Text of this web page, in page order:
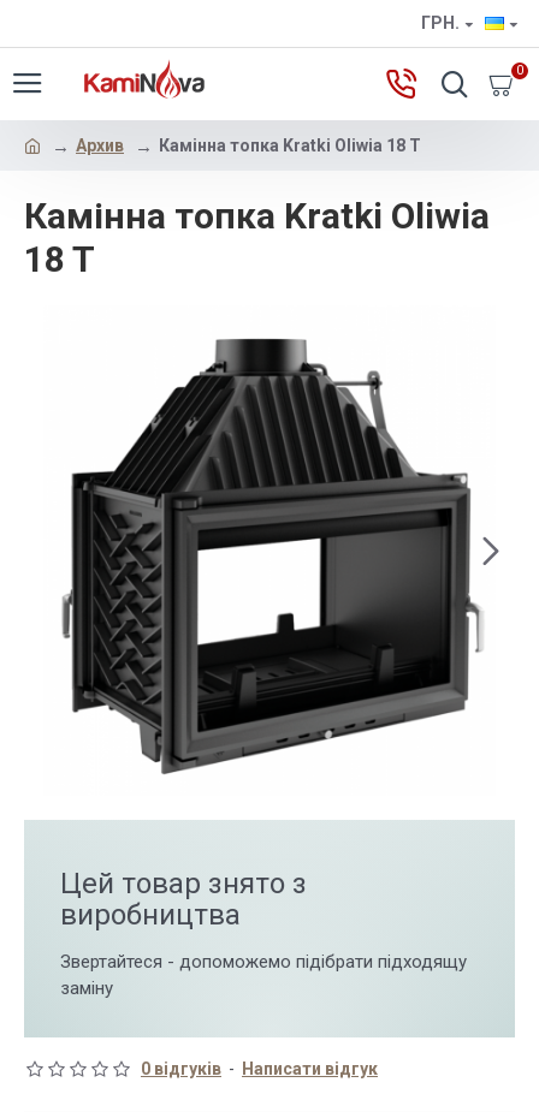
ГРН.
0
Архив Камінна топка Kratki Oliwia 18 T
Камінна топка Kratki Oliwia
18 T
Цей товар знято з
виробництва
Звертайтеся - допоможемо підібрати підходящу
заміну
0 відгуків - Написати відгук